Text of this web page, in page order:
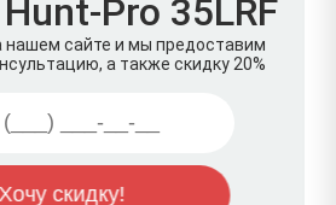
Pro 35LRF
нашем сайте и мы предоставим
а также скидку 20%